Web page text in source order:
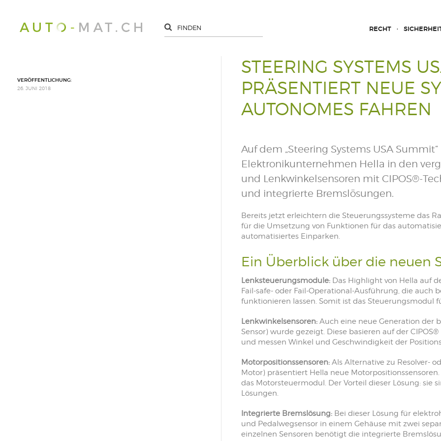
RECHT
STEERING SYSTEMS
PRÄSENTIERT NEUE
AUTONOMES FAHREN
Auf dem „Steering Systems USA
Elektronikunternehmen Hella in den
und Lenkwinkelsensoren mit CIPOS®-
und integrierte Bremslösungen.
Bereits jetzt erleichtern die Steuerungssysteme das
für die Umsetzung von Funktionen für das
automatisiertes Einparken.
Ein Überblick über die neuen
Lenksteuerungsmodule:Das Highlight von Hella auf
Fail-safe- oder Fail-Operational-Ausführung, die auch
funktionieren lassen. Somit ist das Steuerungsmodul
Lenkwinkelsensoren:Auch eine neue Generation der
Sensor) wurde gezeigt. Diese basieren auf der
und messen Winkel und Geschwindigkeit der
Motorpositionssensoren:Als Alternative zu Resolver-
Motor) präsentiert Hella neue
das Motorsteuermodul. Der Vorteil dieser Lösung: sie
Lösungen.
Integrierte Bremslösung:Bei dieser Lösung für
und Pedalwegsensor in einem Gehäuse mit zwei
einzelnen Sensoren benötigt die integrierte
VERÖFFENTLICHUNG:
26. JUNI 2018